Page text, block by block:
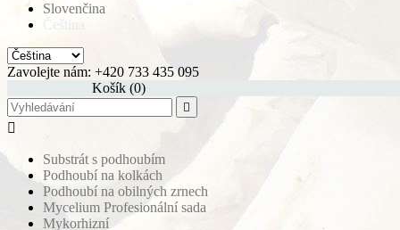
Slovenčina
Čeština
Zavolejte nám: +420 733 435 095
Košík (0)


Substrát s podhoubím
Podhoubí na kolkách
Podhoubí na obilných zrnech
Mycelium Profesionální sada
Mykorhizní